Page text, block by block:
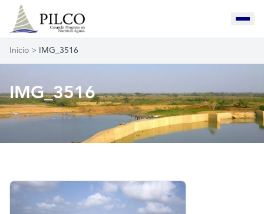
Inicio > IMG_3516
IMG_3516
14 enero, 2015